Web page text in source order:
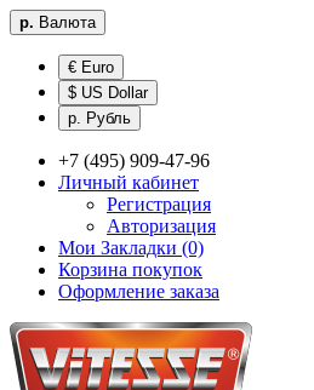
р. Валюта
€ Euro
$ US Dollar
р. Рубль
+7 (495) 909-47-96
Личный кабинет
Регистрация
Авторизация
Мои Закладки (0)
Корзина покупок
Оформление заказа